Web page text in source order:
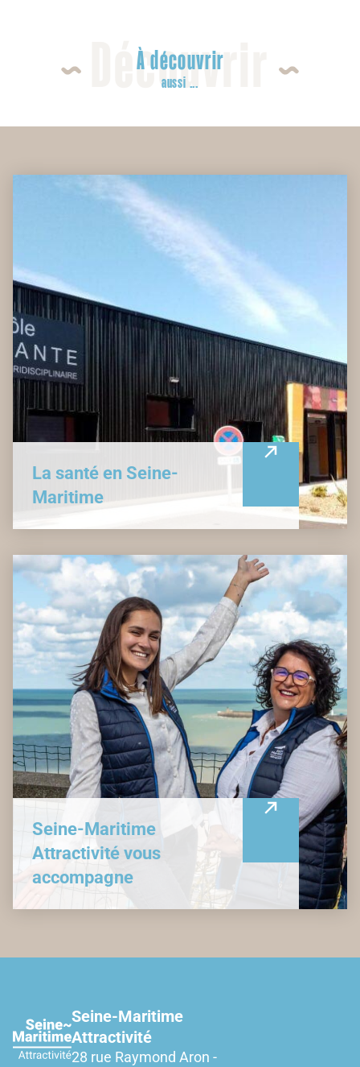
À découvrir
aussi ...
Découvrir
La santé en Seine-
Maritime
Seine-Maritime
Attractivité vous
accompagne
Seine-Maritime
Attractivité
28 rue Raymond Aron -